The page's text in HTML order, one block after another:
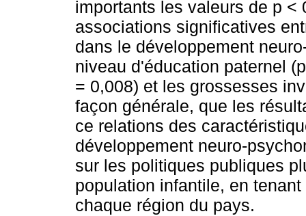
importants les valeurs de p
associations significatives
dans le développement
niveau d'éducation paternel
= 0,008) et les grossesses
façon générale, que les
ce relations des
développement neuro-
sur les politiques publiques
population infantile, en
chaque région du pays.